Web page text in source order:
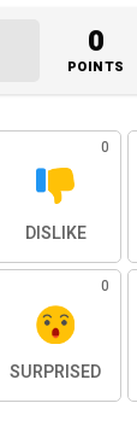
0
POINTS
0
DISLIKE
0
SURPRISED